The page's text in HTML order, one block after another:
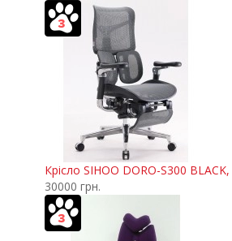
Крісло SIHOO DORO-S300
30000 грн.